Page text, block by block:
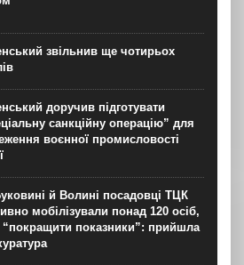
звільнив ще чотирьох
доручив підготувати
санкційну операцію” для
воєнної промисловості
й Волині посадовці ТЦК
мобілізували понад 120 осіб,
показники”: прийшла